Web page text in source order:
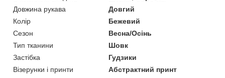
Довжина рукава
Довгий
Колір
Бежевий
Сезон
Весна/Осінь
Тип тканини
Шовк
Застібка
Гудзики
Візерунки і принти
Абстрактний принт